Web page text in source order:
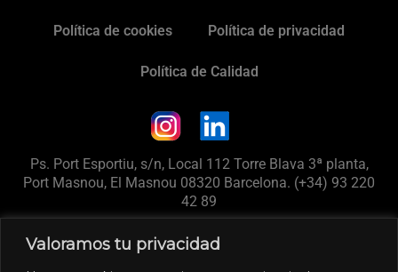
Valoramos tu privacidad
Política de cookies Política de privacidad
Política de Calidad
Ps. Port Esportiu, s/n, Local 112 Torre Blava 3ª planta,
Port Masnou, El Masnou 08320 Barcelona. (+34) 93 220
42 89